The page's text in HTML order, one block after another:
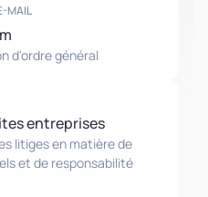
MAIL
d'ordre général
entreprises
litiges en matière de
et de responsabilité